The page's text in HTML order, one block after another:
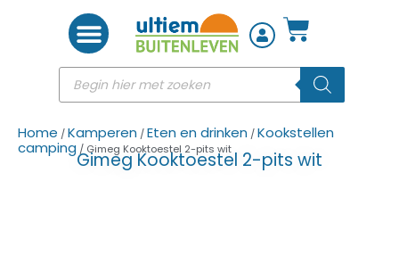
Home /Kamperen /Eten en drinken /Kookstellen
camping / Gimeg Kooktoestel 2-pits wit
Gimeg Kooktoestel 2-pits wit